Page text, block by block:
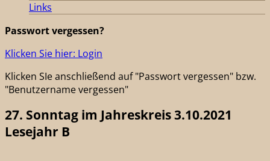
Links
Passwort vergessen?
Klicken Sie hier: Login
Klicken SIe anschließend auf "Passwort vergessen" bzw.
"Benutzername vergessen"
27. Sonntag im Jahreskreis 3.10.2021
Lesejahr B